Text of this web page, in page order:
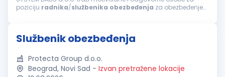
poziciju radnika/službenika obezbeđenja za obezbeđenje
Službenik obezbeđenja
Protecta Group d.o.o.
Beograd, Novi Sad - Izvan pretražene lokacije